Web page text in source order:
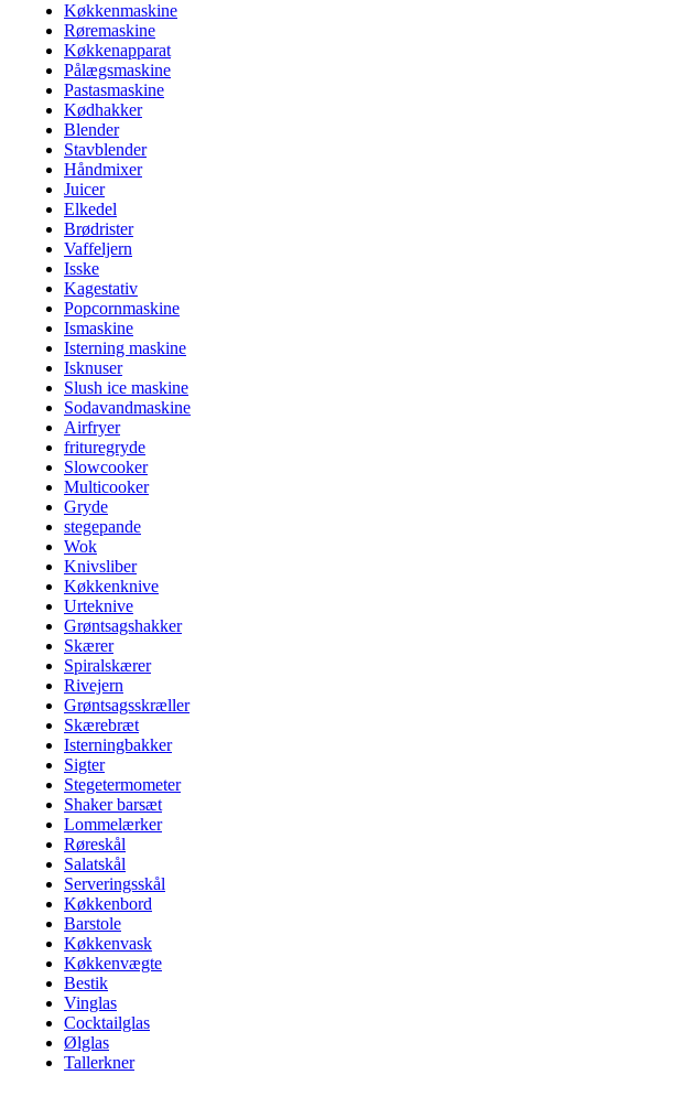
Køkkenmaskine
Røremaskine
Køkkenapparat
Pålægsmaskine
Pastasmaskine
Kødhakker
Blender
Stavblender
Håndmixer
Juicer
Elkedel
Brødrister
Vaffeljern
Isske
Kagestativ
Popcornmaskine
Ismaskine
Isterning maskine
Isknuser
Slush ice maskine
Sodavandmaskine
Airfryer
frituregryde
Slowcooker
Multicooker
Gryde
stegepande
Wok
Knivsliber
Køkkenknive
Urteknive
Grøntsagshakker
Skærer
Spiralskærer
Rivejern
Grøntsagsskræller
Skærebræt
Isterningbakker
Sigter
Stegetermometer
Shaker barsæt
Lommelærker
Røreskål
Salatskål
Serveringsskål
Køkkenbord
Barstole
Køkkenvask
Køkkenvægte
Bestik
Vinglas
Cocktailglas
Ølglas
Tallerkner